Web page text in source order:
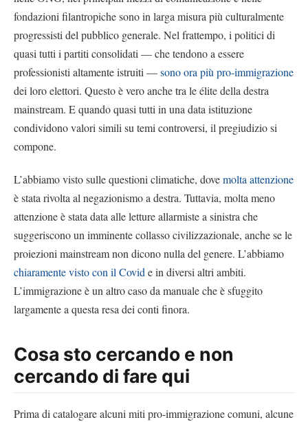
fondazioni filantropiche sono in larga misura più culturalmente
progressisti del pubblico generale. Nel frattempo, i politici di
quasi tutti i partiti consolidati — che tendono a essere
professionisti altamente istruiti —sono ora più pro-immigrazione
dei loro elettori. Questo è vero anche tra le élite della destra
mainstream. E quando quasi tutti in una data istituzione
condividono valori simili su temi controversi, il pregiudizio si
compone.
L’abbiamo visto sulle questioni climatiche, dovemolta attenzione
è stata rivolta al negazionismo a destra. Tuttavia, molta meno
attenzione è stata data alle letture allarmiste a sinistra che
suggeriscono un imminente collasso civilizzazionale, anche se le
proiezioni mainstream non dicono nulla del genere. L’abbiamo
chiaramente visto con il Covid e in diversi altri ambiti.
L’immigrazione è un altro caso da manuale che è sfuggito
largamente a questa resa dei conti finora.
Cosa sto cercando e non
cercando di fare qui
Prima di catalogare alcuni miti pro-immigrazione comuni, alcune